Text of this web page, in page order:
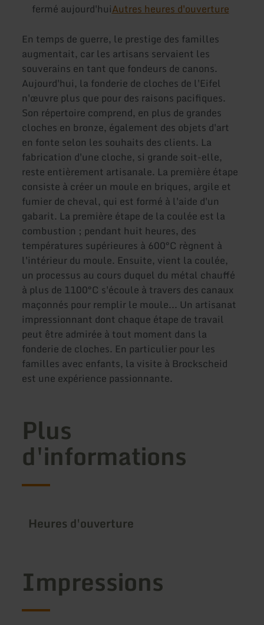
fermé aujourd'huiAutres heures d'ouverture
En temps de guerre, le prestige des familles
augmentait, car les artisans servaient les
souverains en tant que fondeurs de canons.
Aujourd'hui, la fonderie de cloches de l'Eifel
n'œuvre plus que pour des raisons pacifiques.
Son répertoire comprend, en plus de grandes
cloches en bronze, également des objets d'art
en fonte selon les souhaits des clients. La
fabrication d'une cloche, si grande soit-elle,
reste entièrement artisanale. La première étape
consiste à créer un moule en briques, argile et
fumier de cheval, qui est formé à l'aide d'un
gabarit. La première étape de la coulée est la
combustion ; pendant huit heures, des
températures supérieures à 600°C règnent à
l'intérieur du moule. Ensuite, vient la coulée,
un processus au cours duquel du métal chauffé
à plus de 1100°C s'écoule à travers des canaux
maçonnés pour remplir le moule... Un artisanat
impressionnant dont chaque étape de travail
peut être admirée à tout moment dans la
fonderie de cloches. En particulier pour les
familles avec enfants, la visite à Brockscheid
est une expérience passionnante.
Plus
d'informations
Heures d'ouverture
Impressions